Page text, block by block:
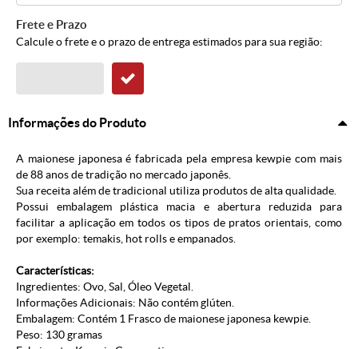
Frete e Prazo
Calcule o frete e o prazo de entrega estimados para sua região:
Informações do Produto
A maionese japonesa é fabricada pela empresa kewpie com mais
de 88 anos de tradição no mercado japonês.
Sua receita além de tradicional utiliza produtos de alta qualidade.
Possui embalagem plástica macia e abertura reduzida para
facilitar a aplicação em todos os tipos de pratos orientais, como
por exemplo: temakis, hot rolls e empanados.
Características:
Ingredientes: Ovo, Sal, Óleo Vegetal.
Informações Adicionais: Não contém glúten.
Embalagem: Contém 1 Frasco de maionese japonesa kewpie.
Peso: 130 gramas